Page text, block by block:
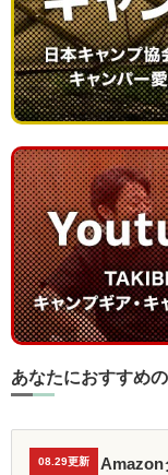
あなたにおすすめ
08.29更新 Amazon